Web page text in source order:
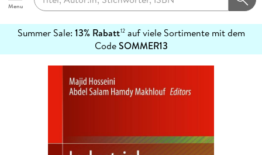
Menu
Summer Sale: 13% Rabatt12auf viele Sortimente mit dem
CodeSOMMER13
erfahren